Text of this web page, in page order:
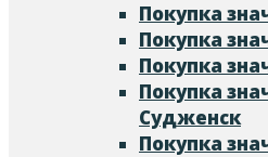
Покупка
Покупка
Покупка
Покупка
Судженск
Покупка